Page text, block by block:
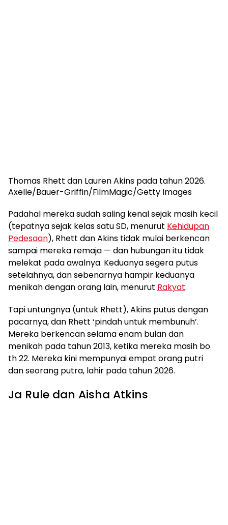
Thomas Rhett dan Lauren Akins pada tahun 2026.
Axelle/Bauer-Griffin/FilmMagic/Getty Images
Padahal mereka sudah saling kenal sejak masih kecil
(tepatnya sejak kelas satu SD, menurut Kehidupan
Pedesaan), Rhett dan Akins tidak mulai berkencan
sampai mereka remaja — dan hubungan itu tidak
melekat pada awalnya. Keduanya segera putus
setelahnya, dan sebenarnya hampir keduanya
menikah dengan orang lain, menurut Rakyat.
Tapi untungnya (untuk Rhett), Akins putus dengan
pacarnya, dan Rhett ‘pindah untuk membunuh’.
Mereka berkencan selama enam bulan dan
menikah pada tahun 2013, ketika mereka masih bo
th 22. Mereka kini mempunyai empat orang putri
dan seorang putra, lahir pada tahun 2026.
Ja Rule dan Aisha Atkins